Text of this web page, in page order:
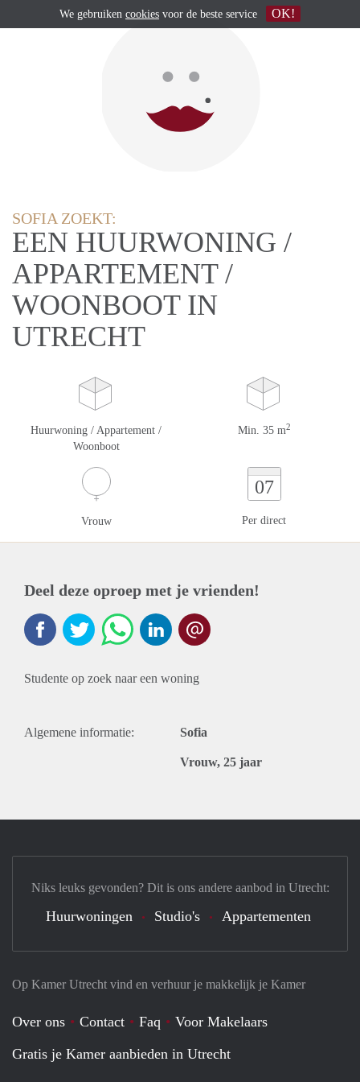
SOFIA ZOEKT:
EEN HUURWONING /
APPARTEMENT /
WOONBOOT IN
UTRECHT
Huurwoning / Appartement /
Woonboot
Min. 35 m2
Vrouw
07
Per direct
Deel deze oproep met je vrienden!
Studente op zoek naar een woning
Algemene informatie: Sofia
Vrouw, 25 jaar
Op Kamer Utrecht vind en verhuur je makkelijk je Kamer
Over ons Contact Faq
Voor Makelaars
Gratis je Kamer aanbieden in Utrecht
Niks leuks gevonden? Dit is ons andere aanbod in Utrecht:
Huurwoningen Studio's Appartementen
We gebruiken cookies voor de beste service OK!